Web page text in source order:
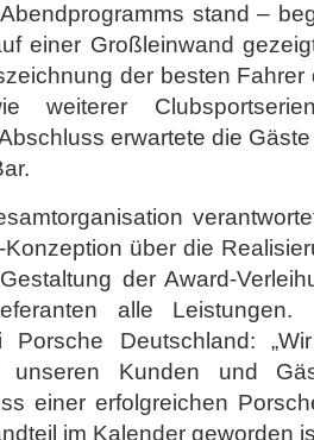
stand –
einer Großleinwand
der besten
weiterer
erwartete die
über die
der Award-
alle Leistungen.
Porsche Deutschland:
unseren Kunden und
einer erfolgreichen
im Kalender geworden